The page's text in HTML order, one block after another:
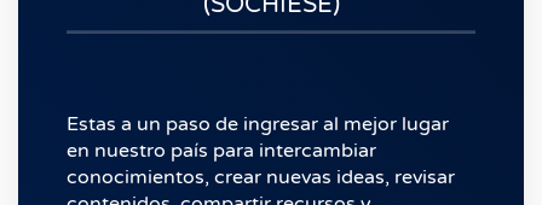
Estas a un paso de ingresar al mejor lugar
en nuestro país para intercambiar
conocimientos, crear nuevas ideas, revisar